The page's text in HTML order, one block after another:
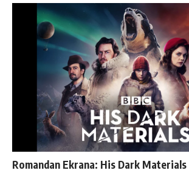
Romandan Ekrana: His Dark Materials